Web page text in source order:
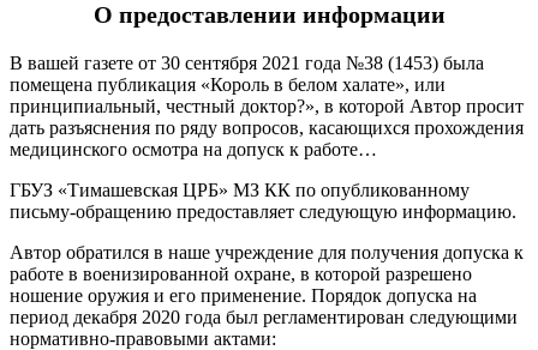
О предоставлении информации
В вашей газете от 30 сентября 2021 года №38 (1453) была
помещена публикация «Король в белом халате», или
принципиальный, честный доктор?», в которой Автор просит
дать разъяснения по ряду вопросов, касающихся прохождения
медицинского осмотра на допуск к работе…
ГБУЗ «Тимашевская ЦРБ» МЗ КК по опубликованному
письму-обращению предоставляет следующую информацию.
Автор обратился в наше учреждение для получения допуска к
работе в военизированной охране, в которой разрешено
ношение оружия и его применение. Порядок допуска на
период декабря 2020 года был регламентирован следующими
нормативно-правовыми актами: